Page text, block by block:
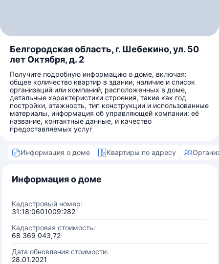
Белгородская область, г. Шебекино, ул. 50
лет Октября, д. 2
Получите подробную информацию о доме, включая:
общее количество квартир в здании, наличие и список
организаций или компаний, расположенных в доме,
детальные характеристики строения, такие как год
постройки, этажность, тип конструкции и использованные
материалы, информация об управляющей компании: её
название, контактные данные, и качество
предоставляемых услуг
Информация о доме Квартиры по адресу
Информация о доме
Кадастровый номер:
31:18:0601009:282
Кадастровая стоимость:
68 369 043,72
Дата обновления стоимости:
28.01.2021